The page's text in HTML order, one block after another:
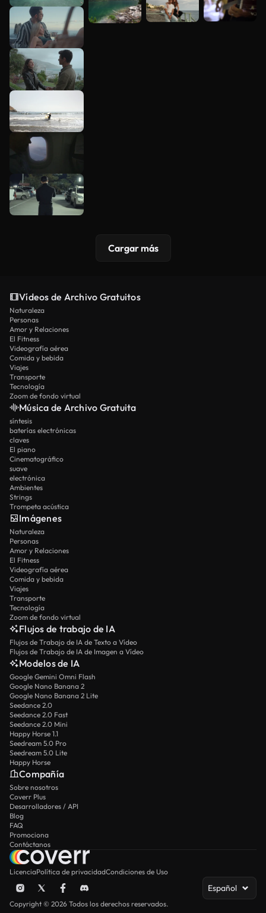
Cargar más
Vídeos de Archivo Gratuitos
Naturaleza
Personas
Amor y Relaciones
El Fitness
Videografía aérea
Comida y bebida
Viajes
Transporte
Tecnología
Zoom de fondo virtual
Música de Archivo Gratuita
síntesis
baterías electrónicas
claves
El piano
Cinematográfico
suave
electrónica
Ambientes
Strings
Trompeta acústica
Imágenes
Naturaleza
Personas
Amor y Relaciones
El Fitness
Videografía aérea
Comida y bebida
Viajes
Transporte
Tecnología
Zoom de fondo virtual
Flujos de trabajo de IA
Flujos de Trabajo de IA de Texto a Vídeo
Flujos de Trabajo de IA de Imagen a Vídeo
Modelos de IA
Google Gemini Omni Flash
Google Nano Banana 2
Google Nano Banana 2 Lite
Seedance 2.0
Seedance 2.0 Fast
Seedance 2.0 Mini
Happy Horse 1.1
Seedream 5.0 Pro
Seedream 5.0 Lite
Happy Horse
Compañía
Sobre nosotros
Coverr Plus
Desarrolladores / API
Blog
FAQ
Promociona
Contáctanos
LicenciaPolítica de privacidadCondiciones de Uso
Español
Copyright © 2026 Todos los derechos reservados.